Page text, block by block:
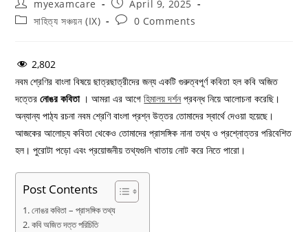
author:
myexamcare
published:
April 9, 2025
Postসাহিত্য সঞ্চয়ন (IX)
Post0 Comments
2,802
নবম শ্রেণির বাংলা বিষয়ে ছাত্রছাত্রীদের জন্য একটি গুরুত্বপূর্ণ কবিতা হল কবি অজিত
দত্তেরনোঙর কবিতা। আমরা এর আগেহিমালয় দর্শনপ্রবন্ধ নিয়ে আলোচনা করেছি।
অন্যান্য পাঠ্য রচনা নবম শ্রেণি বাংলা প্রশ্ন উত্তর তোমাদের স্বার্থে দেওয়া হয়েছে।
আজকের আলোচ্য কবিতা থেকেও তোমাদের প্রাসঙ্গিক নানা তথ্য ও প্রশ্নোত্তর পরিবেশিত
হল। পুরোটা পড়ো এবং প্রয়োজনীয় তথ্যগুলি খাতায় নোট করে নিতে পারো।
Post Contents
নোঙর কবিতা – প্রাসঙ্গিক তথ্য
কবি অজিত দত্ত পরিচিতি